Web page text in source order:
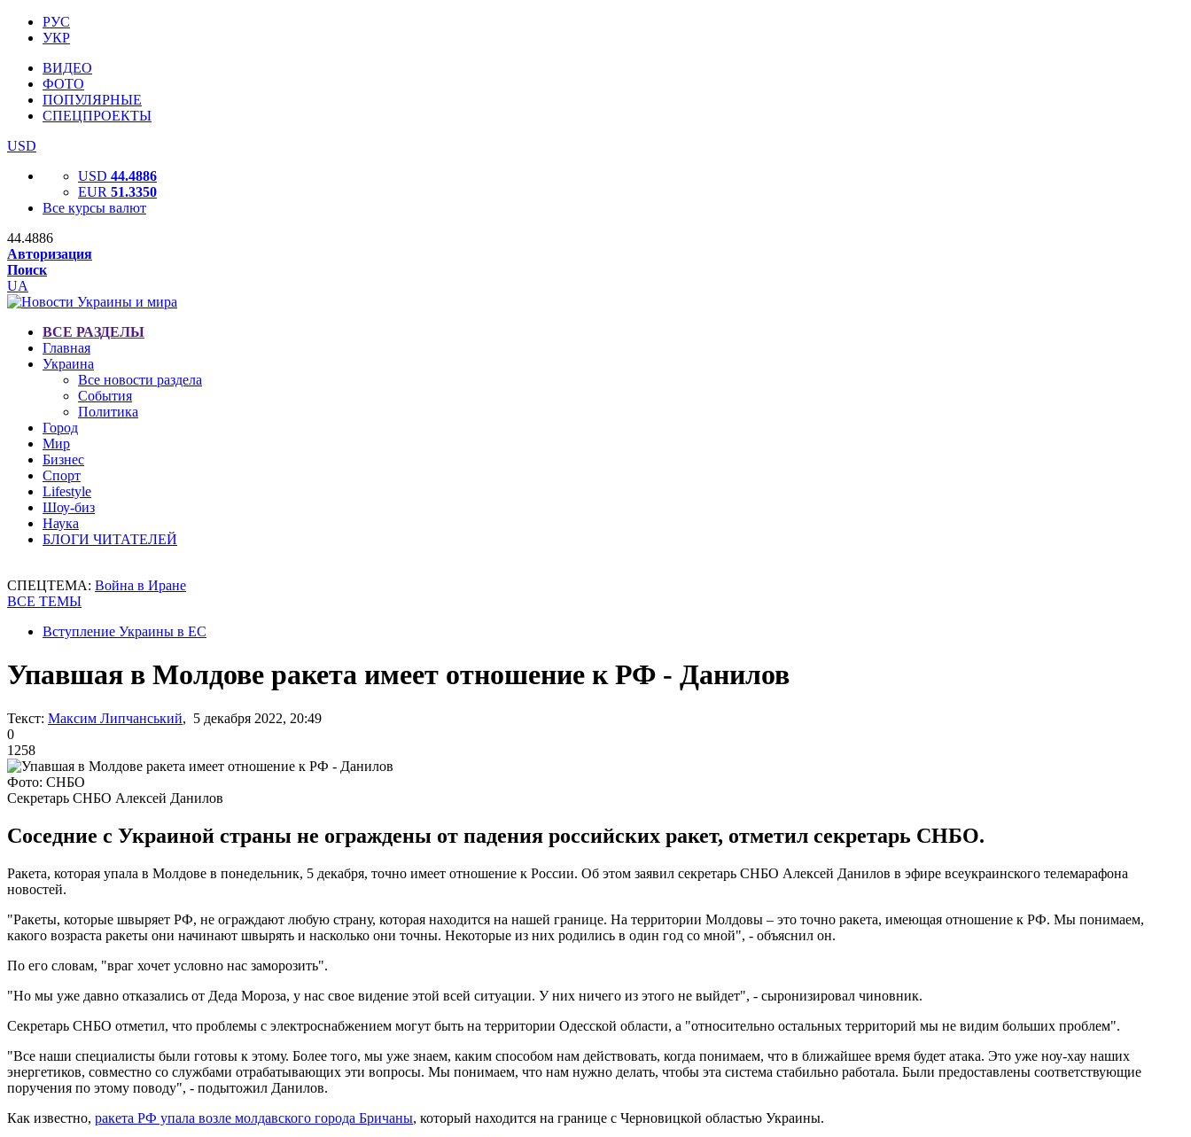
РУС
УКР
ВИДЕО
ФОТО
ПОПУЛЯРНЫЕ
СПЕЦПРОЕКТЫ
USD
USD 44.4886
EUR 51.3350
Все курсы валют
44.4886
Авторизация
Поиск
UA
ВСЕ РАЗДЕЛЫ
Главная
Украина
Все новости раздела
События
Политика
Город
Мир
Бизнес
Спорт
Lifestyle
Шоу-биз
Наука
БЛОГИ ЧИТАТЕЛЕЙ
СПЕЦТЕМА: Война в Иране
ВСЕ ТЕМЫ
Вступление Украины в ЕС
Упавшая в Молдове ракета имеет отношение к РФ - Данилов
Текст: Максим Липчанський, 5 декабря 2022, 20:49
0
1258
Фото: СНБО
Секретарь СНБО Алексей Данилов
Соседние с Украиной страны не ограждены от падения российских ракет, отметил секретарь СНБО.
Ракета, которая упала в Молдове в понедельник, 5 декабря, точно имеет отношение к России. Об этом заявил секретарь СНБО Алексей Данилов в эфире всеукраинского телемарафона
новостей.
"Ракеты, которые швыряет РФ, не ограждают любую страну, которая находится на нашей границе. На территории Молдовы – это точно ракета, имеющая отношение к РФ. Мы понимаем,
какого возраста ракеты они начинают швырять и насколько они точны. Некоторые из них родились в один год со мной", - объяснил он.
По его словам, "враг хочет условно нас заморозить".
"Но мы уже давно отказались от Деда Мороза, у нас свое видение этой всей ситуации. У них ничего из этого не выйдет", - сыронизировал чиновник.
Секретарь СНБО отметил, что проблемы с электроснабжением могут быть на территории Одесской области, а "относительно остальных территорий мы не видим больших проблем".
"Все наши специалисты были готовы к этому. Более того, мы уже знаем, каким способом нам действовать, когда понимаем, что в ближайшее время будет атака. Это уже ноу-хау наших
энергетиков, совместно со службами отрабатывающих эти вопросы. Мы понимаем, что нам нужно делать, чтобы эта система стабильно работала. Были предоставлены соответствующие
поручения по этому поводу", - подытожил Данилов.
Как известно, ракета РФ упала возле молдавского города Бричаны, который находится на границе с Черновицкой областью Украины.